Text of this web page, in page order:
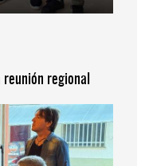
regional